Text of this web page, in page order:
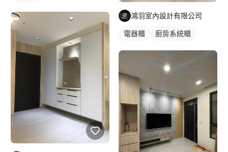
鴻羽室內設計有限公司
電器櫃 廚房系統櫃